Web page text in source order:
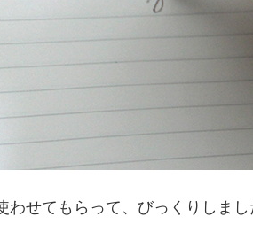
わせてもらって、びっくりしまし